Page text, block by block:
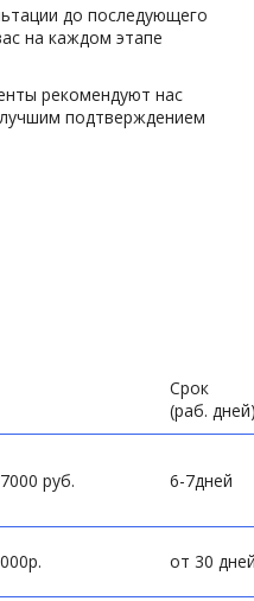
Йошкар-Ола
Казань
Калуга
Кемерово
Магнитогорск
Махачкала
Москва
Мурманск
до последующего
на каждом этапе
рекомендуют нас
подтверждением
Срок
(раб. дней)
руб. 6-7дней
от 30 дней